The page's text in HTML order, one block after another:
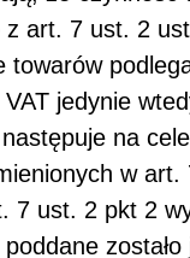
art. 7 ust. 2
towarów
jedynie
na
w art.
7 ust. 2 pkt 2
zostało